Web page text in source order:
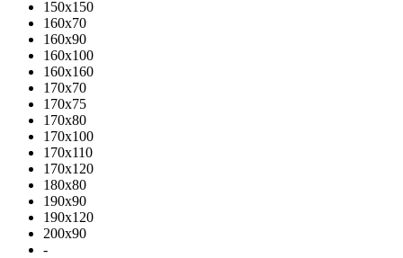
150x150
160x70
160x90
160x100
160x160
170x70
170x75
170x80
170x100
170x110
170x120
180x80
190x90
190x120
200x90
-